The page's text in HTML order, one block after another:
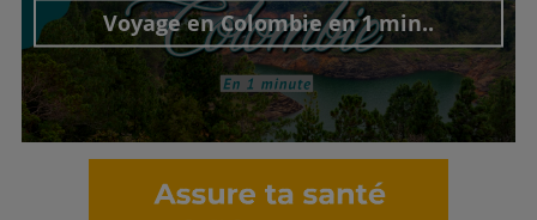
Voyage en Colombie en 1 min..
Découvrir cet interview